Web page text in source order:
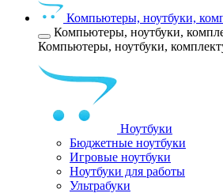
Компьютеры, ноутбуки,
Компьютеры, ноутбуки,
Компьютеры, ноутбуки,
Ноутбуки
Бюджетные ноутбуки
Игровые ноутбуки
Ноутбуки для работы
Ультрабуки